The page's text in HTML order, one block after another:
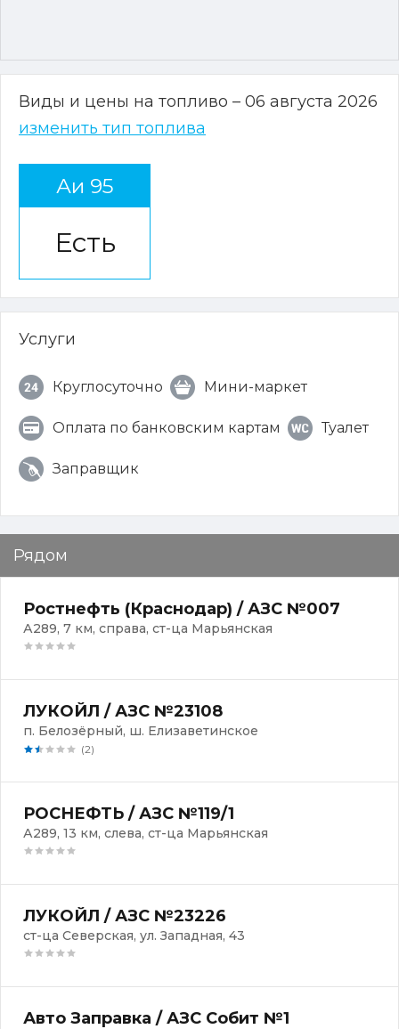
Виды и цены на топливо – 06 августа 2026
изменить тип топлива
Аи 95
Есть
Услуги
Круглосуточно Мини-маркет
Оплата по банковским картам Туалет
Заправщик
Рядом
Ростнефть (Краснодар) / АЗС №007
А289, 7 км, справа, ст-ца Марьянская
ЛУКОЙЛ / АЗС №23108
п. Белозёрный, ш. Елизаветинское
(2)
РОСНЕФТЬ / АЗС №119/1
А289, 13 км, слева, ст-ца Марьянская
ЛУКОЙЛ / АЗС №23226
ст-ца Северская, ул. Западная, 43
Авто Заправка / АЗС Собит №1